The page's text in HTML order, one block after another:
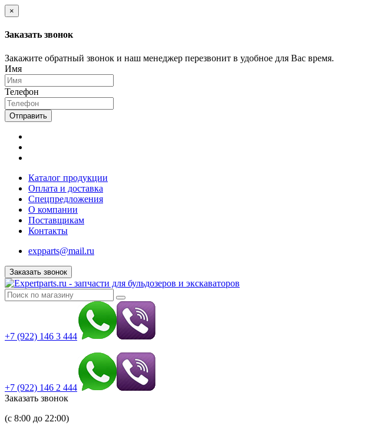
×
Заказать звонок
Закажите обратный звонок и наш менеджер перезвонит в удобное для Вас время.
Имя
Телефон
Отправить
Каталог продукции
Оплата и доставка
Спецпредложения
О компании
Поставщикам
Контакты
expparts@mail.ru
Заказать звонок
+7 (922) 146 3 444
+7 (922) 146 2 444
Заказать звонок
(с 8:00 до 22:00)